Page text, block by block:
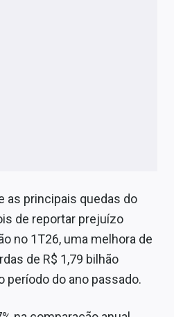
as principais quedas do
de reportar prejuízo
no 1T26, uma melhora de
de R$ 1,79 bilhão
período do ano passado.